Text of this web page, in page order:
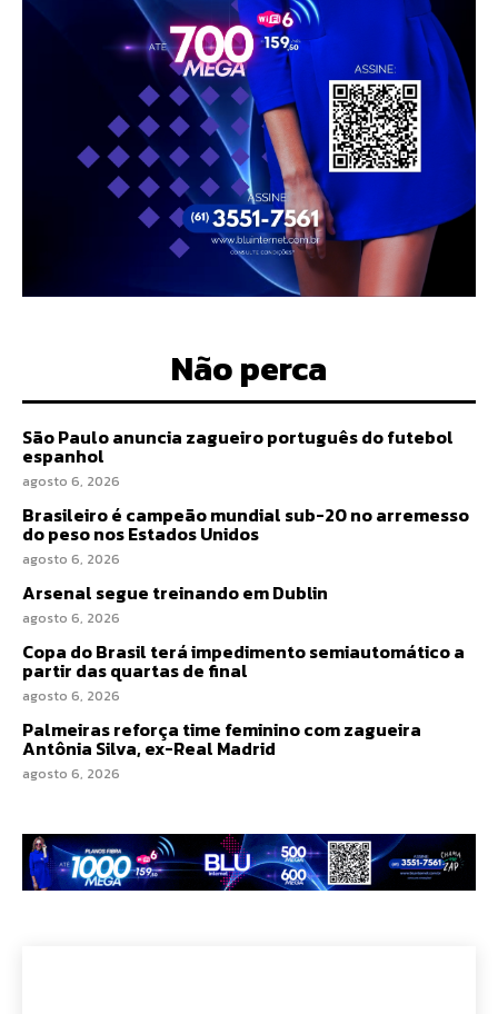
Não perca
São Paulo anuncia zagueiro português do futebol
espanhol
agosto 6, 2026
Brasileiro é campeão mundial sub-20 no arremesso
do peso nos Estados Unidos
agosto 6, 2026
Arsenal segue treinando em Dublin
agosto 6, 2026
Copa do Brasil terá impedimento semiautomático a
partir das quartas de final
agosto 6, 2026
Palmeiras reforça time feminino com zagueira
Antônia Silva, ex-Real Madrid
agosto 6, 2026